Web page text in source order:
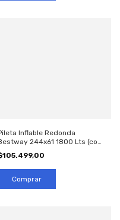
Inflable Redonda
244x61 1800 Lts (cod
57448)